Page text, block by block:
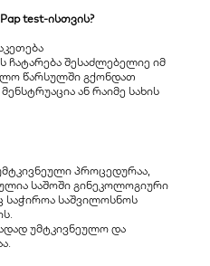
test-ისთვის?
ჩატარება შესაძლებელიე იმ
წარსულში გქონდათ
ან რაიმე სახის
პროცედურაა,
საშოში გინეკოლოგიური
საჭიროა საშვილოსნოს
უმტკივნეულო და